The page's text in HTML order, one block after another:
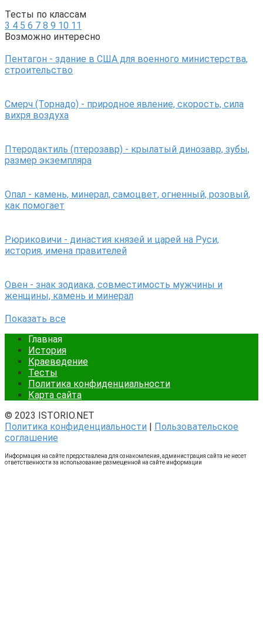
Тесты по классам
3 4 5 6 7 8 9 10 11
Возможно интересно
Пентагон - здание в США для военного министерства,
строительство
Смерч (Торнадо) - природное явление, скорость, сила
вихря воздуха
Птеродактиль (птерозавр) - крылатый динозавр, зубы,
размер экземпляра
Опал - камень, минерал, самоцвет, огненный, розовый,
как помогает
Рюриковичи - династия князей и царей на Руси,
история, имена правителей
Овен - знак зодиака, совместимость мужчины и
женщины, камень и минерал
Показать все
Главная
История
Краеведение
Тесты
Политика конфиденциальности
Карта сайта
© 2023 ISTORIO.NET
Политика конфиденциальности | Пользовательское
соглашение
Информация на сайте предоставлена для ознакомления, администрация сайта не несет
ответственности за использование размещенной на сайте информации